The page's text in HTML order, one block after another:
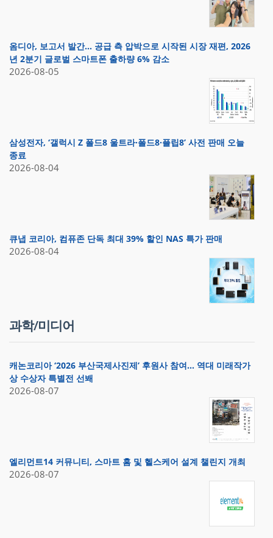
옴디아, 보고서 발간… 공급 측 압박으로 시작된 시장 재편, 2026
년 2분기 글로벌 스마트폰 출하량 6% 감소
2026-08-05
삼성전자, ‘갤럭시 Z 폴드8 울트라·폴드8·플립8’ 사전 판매 오늘
종료
2026-08-04
큐냅 코리아, 컴퓨존 단독 최대 39% 할인 NAS 특가 판매
2026-08-04
과학/미디어
캐논코리아 ‘2026 부산국제사진제’ 후원사 참여… 역대 미래작가
상 수상자 특별전 선봬
2026-08-07
엘리먼트14 커뮤니티, 스마트 홈 및 헬스케어 설계 챌린지 개최
2026-08-07